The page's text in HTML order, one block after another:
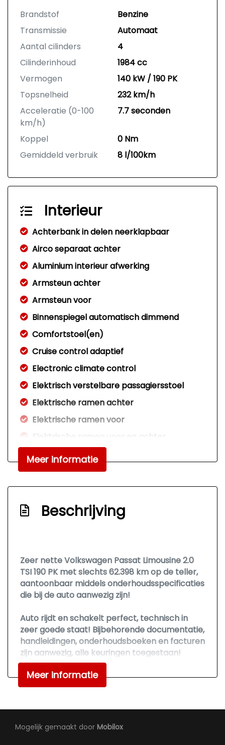
Brandstof
Benzine
Transmissie
Automaat
Aantal cilinders
4
Cilinderinhoud
1984 cc
Vermogen
140 kW / 190 PK
Topsnelheid
232 km/h
Acceleratie (0-100
km/h)
7.7 seconden
Koppel
0 Nm
Gemiddeld verbruik
8 l/100km
Interieur
Achterbank in delen neerklapbaar
Airco separaat achter
Aluminium interieur afwerking
Armsteun achter
Armsteun voor
Binnenspiegel automatisch dimmend
Comfortstoel(en)
Cruise control adaptief
Electronic climate control
Elektrisch verstelbare passagiersstoel
Elektrische ramen achter
Elektrische ramen voor
Elektrische ramen voor en achter
Lederen bekleding
Lederen interieur
Lederen sportstoelen
Lederen versnellingspook
Lendesteun(en) verstelbaar
Middenarmsteun voor
Sportstoelen
Stoelverwarming
Stuur verstelbaar
Stuurbekrachtiging snelheidsafhankelijk
Voorstoel(en) met massagefunctie
Voorstoelen in hoogte verstelbaar
Exterieur
Meer informatie
Beschrijving
Zeer nette Volkswagen Passat Limousine 2.0
TSI 190 PK met slechts 62.398 km op de teller,
aantoonbaar middels onderhoudsspecificaties
die bij de auto aanwezig zijn!
Auto rijdt en schakelt perfect, technisch in
zeer goede staat! Bijbehorende documentatie,
handleidingen, onderhoudsboeken en facturen
zijn aanwezig, alle keuringen toegestaan!
Zeer lux uitgerust met o.a.
Aanhangwagenherkenning, Adaptief Cruise
Autotelefoonvoorbereiding, Aux, Binnenspiegel
Automatisch Dimmend, Bluetooth telefoon
verbinding, Elektrische ramen voor en achter,
Meer informatie
Mogelijk gemaakt door Mobilox